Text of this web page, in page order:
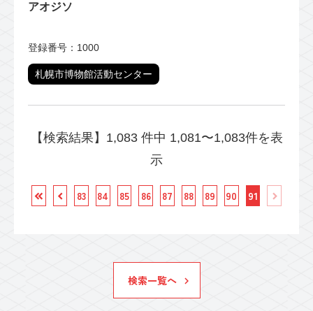
アオジソ
登録番号：1000
札幌市博物館活動センター
【検索結果】1,083 件中 1,081〜1,083件を表
示
83 84 85 86 87 88 89 90 91
検索一覧へ